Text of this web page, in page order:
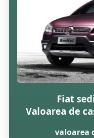
Fiat
Valoarea de
valoarea